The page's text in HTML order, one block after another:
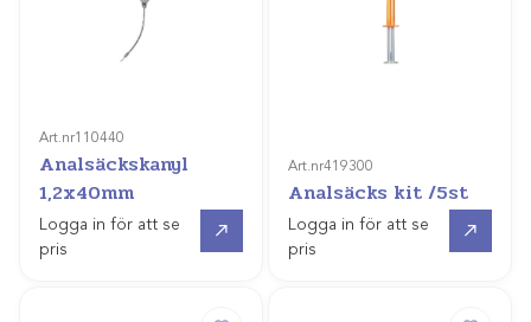
Art.nr110440
Analsäckskanyl
1,2x40mm
Logga in för att se
pris
Art.nr419300
Analsäcks kit /5st
Logga in för att se
pris